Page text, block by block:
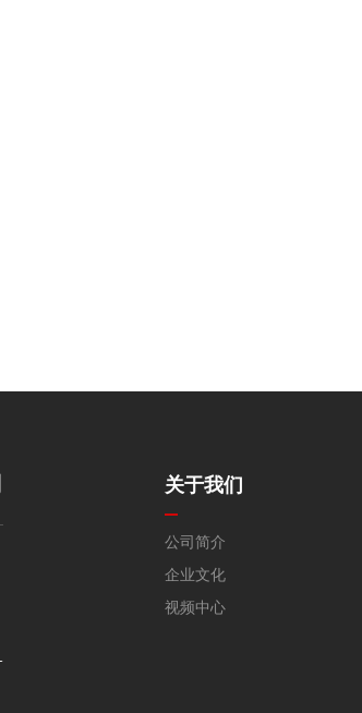
关于我们
公司简介
企业文化
视频中心